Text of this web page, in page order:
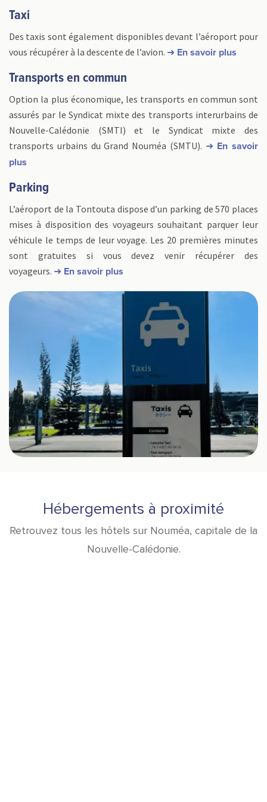
Taxi
Des taxis sont également disponibles devant l’aéroport pour
vous récupérer à la descente de l’avion. ➜ En savoir plus
Transports en commun
Option la plus économique, les transports en commun sont
assurés par le Syndicat mixte des transports interurbains de
Nouvelle-Calédonie (SMTI) et le Syndicat mixte des
transports urbains du Grand Nouméa (SMTU). ➜ En savoir
plus
Parking
L’aéroport de la Tontouta dispose d’un parking de 570 places
mises à disposition des voyageurs souhaitant parquer leur
véhicule le temps de leur voyage. Les 20 premières minutes
sont gratuites si vous devez venir récupérer des
voyageurs. ➜ En savoir plus
Hébergements à proximité
Retrouvez tous les hôtels sur Nouméa, capitale de la
Nouvelle-Calédonie.